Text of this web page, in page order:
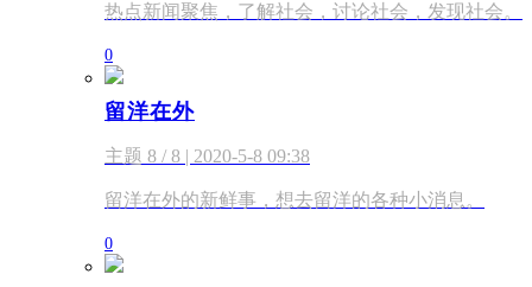
热点新闻聚焦，了解社会，讨论社会，发现社会。
0
留洋在外
主题 8 / 8 | 2020-5-8 09:38
留洋在外的新鲜事，想去留洋的各种小消息。
0